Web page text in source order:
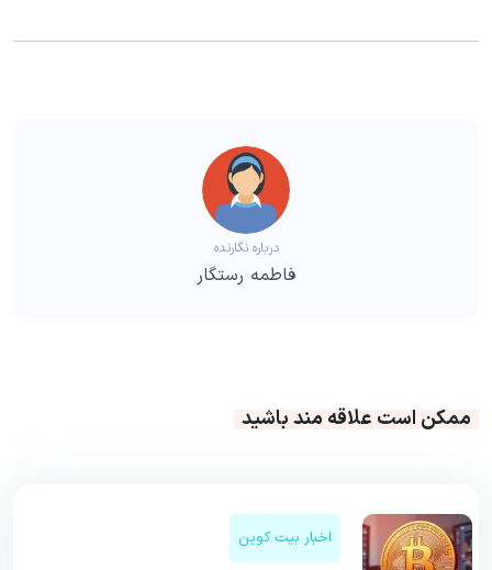
درباره نگارنده
فاطمه رستگار
ممکن است علاقه مند باشید
اخبار بیت کوین